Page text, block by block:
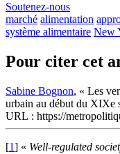
Soutenez-nous
marché alimentation
système alimentaire New
Pour citer cet
Sabine Bognon, « Les
urbain au début du XIXe
URL : https://
[1] « Well-regulated